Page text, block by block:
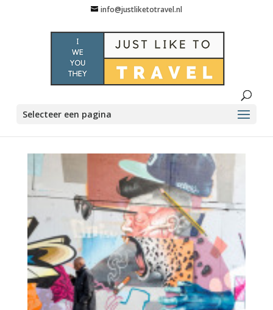
info@justliketotravel.nl
Selecteer een pagina